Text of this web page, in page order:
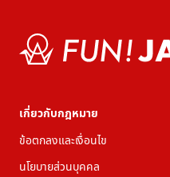
เกี่ยวกับกฎหมาย
ข้อตกลงและเงื่อนไข
นโยบายส่วนบุคคล